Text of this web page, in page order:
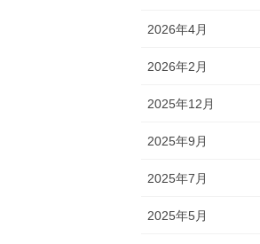
2026年4月
2026年2月
2025年12月
2025年9月
2025年7月
2025年5月